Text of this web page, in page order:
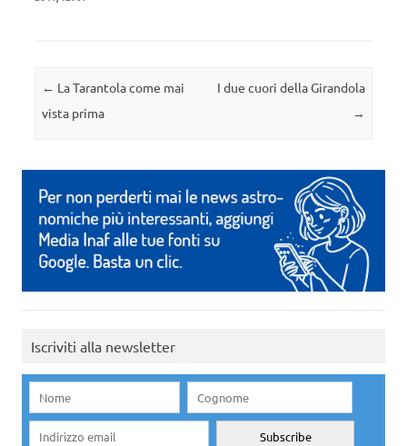
Navigazione articolo
← La Tarantola come mai
vista prima
I due cuori della Girandola
→
Iscriviti alla newsletter